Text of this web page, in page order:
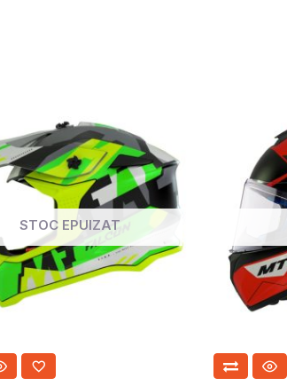
STOC EPUIZAT